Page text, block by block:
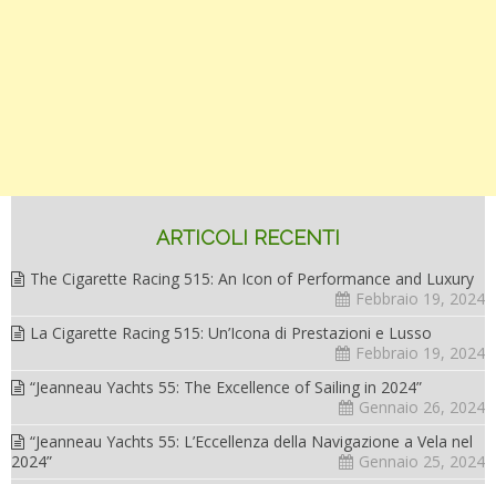
ARTICOLI RECENTI
The Cigarette Racing 515: An Icon of Performance and Luxury
Febbraio 19, 2024
La Cigarette Racing 515: Un’Icona di Prestazioni e Lusso
Febbraio 19, 2024
“Jeanneau Yachts 55: The Excellence of Sailing in 2024”
Gennaio 26, 2024
“Jeanneau Yachts 55: L’Eccellenza della Navigazione a Vela nel
2024”
Gennaio 25, 2024